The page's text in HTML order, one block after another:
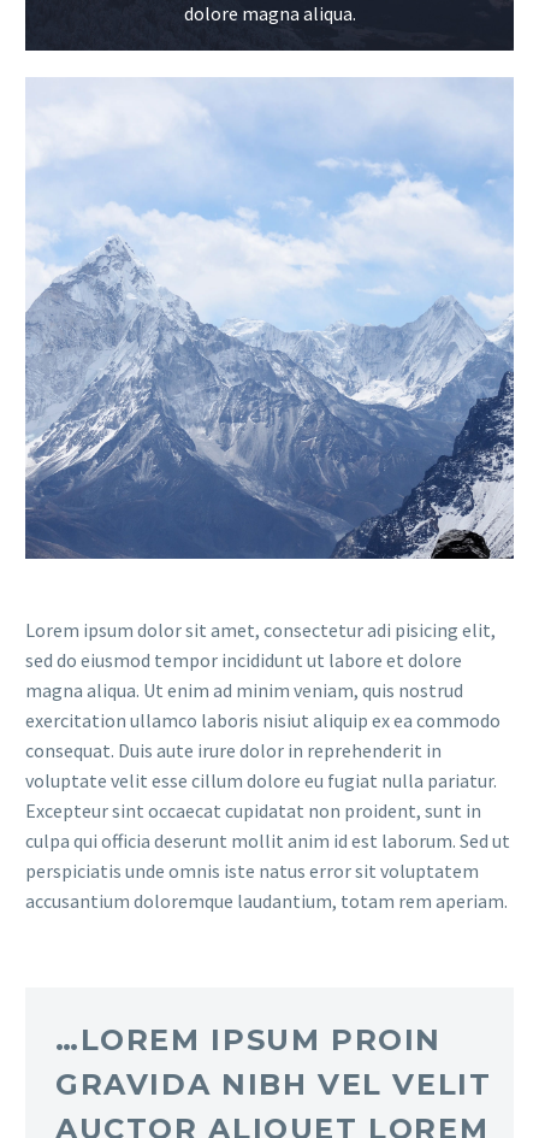
dolore magna aliqua.
Lorem ipsum dolor sit amet, consectetur adi pisicing elit,
sed do eiusmod tempor incididunt ut labore et dolore
magna aliqua. Ut enim ad minim veniam, quis nostrud
exercitation ullamco laboris nisiut aliquip ex ea commodo
consequat. Duis aute irure dolor in reprehenderit in
voluptate velit esse cillum dolore eu fugiat nulla pariatur.
Excepteur sint occaecat cupidatat non proident, sunt in
culpa qui officia deserunt mollit anim id est laborum. Sed ut
perspiciatis unde omnis iste natus error sit voluptatem
accusantium doloremque laudantium, totam rem aperiam.
…LOREM IPSUM PROIN
GRAVIDA NIBH VEL VELIT
AUCTOR ALIQUET LOREM